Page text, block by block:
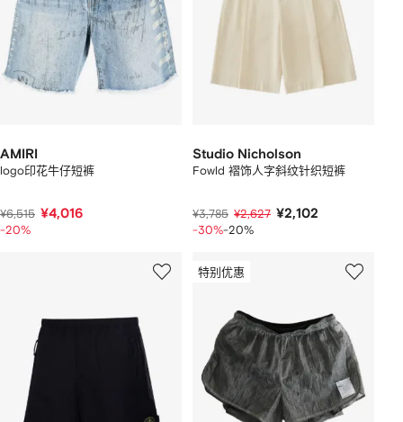
AMIRI
logo印花牛仔短裤
¥6,515 ¥4,016
-20%
Studio Nicholson
Fowld 褶饰人字斜纹针织短裤
¥3,785 ¥2,627 ¥2,102
-30%-20%
特别优惠